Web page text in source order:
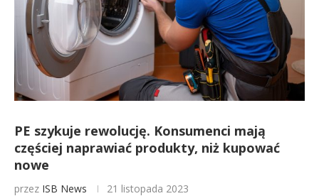
PE szykuje rewolucję. Konsumenci mają
częściej naprawiać produkty, niż kupować
nowe
przez ISB News 21 listopada 2023